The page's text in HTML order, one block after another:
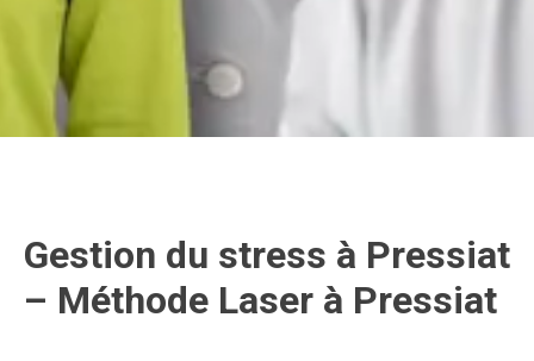
Gestion du stress à Pressiat
– Méthode Laser à Pressiat